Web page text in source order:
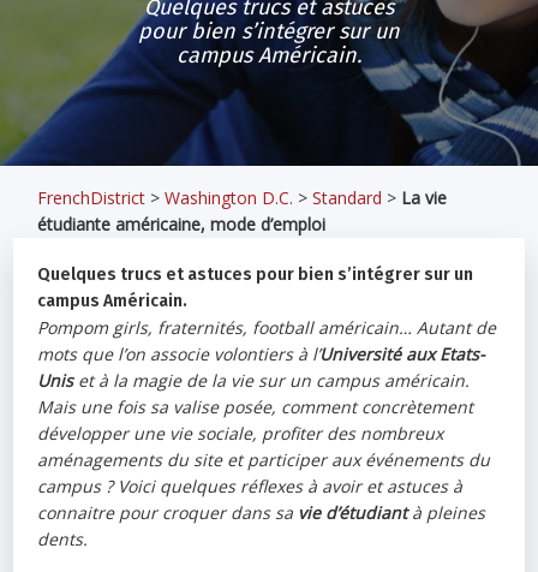
Quelques trucs et astuces
pour bien s’intégrer sur un
campus Américain.
FrenchDistrict >Washington D.C. >Standard > La vie
étudiante américaine, mode d’emploi
Quelques trucs et astuces pour bien s’intégrer sur un
campus Américain.
Pompom girls, fraternités, football américain… Autant de
mots que l’on associe volontiers à l’Université aux Etats-
Uniset à la magie de la vie sur un campus américain.
Mais une fois sa valise posée, comment concrètement
développer une vie sociale, profiter des nombreux
aménagements du site et participer aux événements du
campus ? Voici quelques réflexes à avoir et astuces à
connaitre pour croquer dans sa vie d’étudiantà pleines
dents.